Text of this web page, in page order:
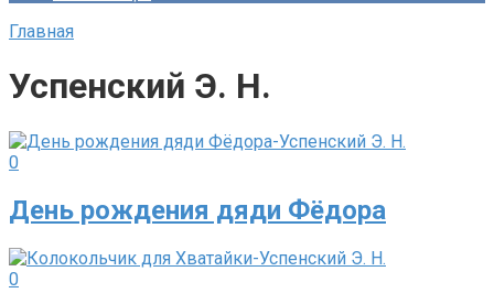
Главная
Успенский Э. Н.
0
День рождения дяди Фёдора
0